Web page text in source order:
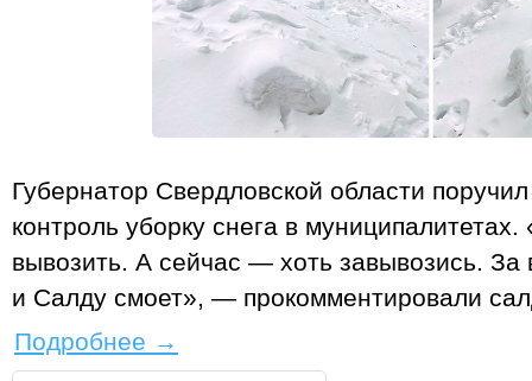
Губернатор Свердловской области
контроль уборку снега в
вывозить. А сейчас — хоть завывозись. За
и Салду смоет», — прокомментировали
Подробнее →